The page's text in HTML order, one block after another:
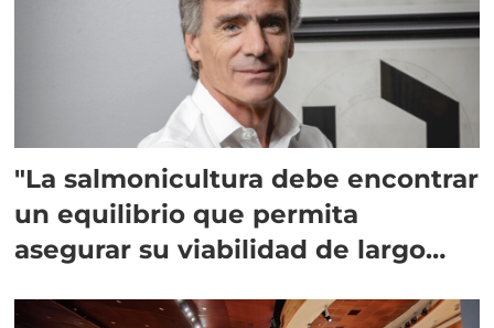
"La salmonicultura debe encontrar
un equilibrio que permita
asegurar su viabilidad de largo